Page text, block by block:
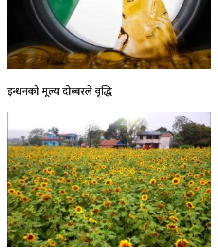
इन्धनको मूल्य दोब्बरले वृद्धि